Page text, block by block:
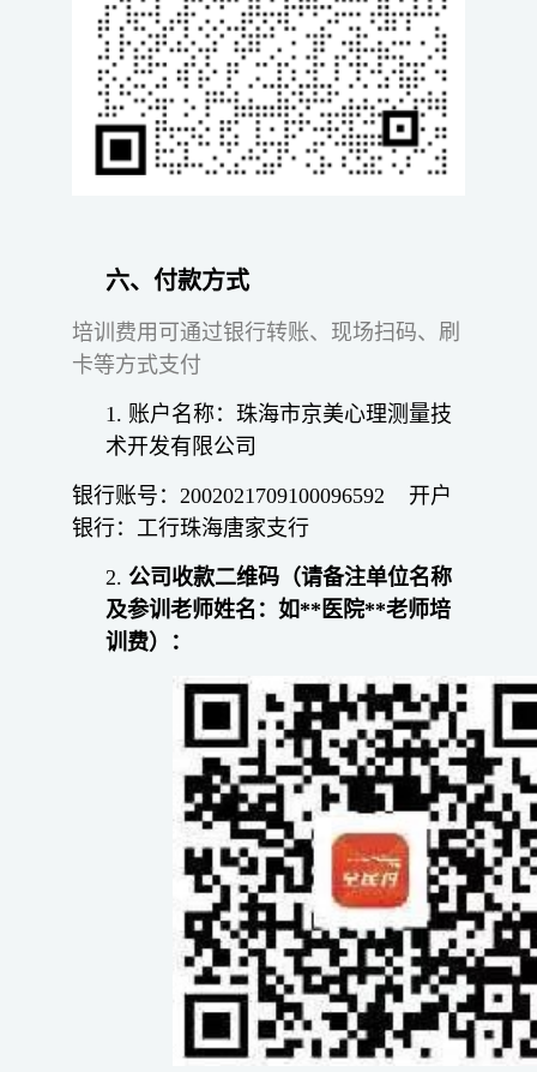
六、付款方式
培训费用可通过银行转账、现场扫码、刷
卡等方式支付
1. 账户名称：珠海市京美心理测量技
术开发有限公司
银行账号：2002021709100096592 开户
银行：工行珠海唐家支行
2. 公司收款二维码（请备注单位名称
及参训老师姓名：如**医院**老师培
训费）：